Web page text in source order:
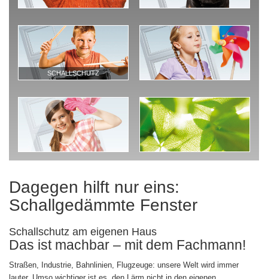
SCHALLSCHUTZ
Dagegen hilft nur eins:
Schallgedämmte Fenster
Schallschutz am eigenen Haus
Das ist machbar – mit dem Fachmann!
Straßen, Industrie, Bahnlinien, Flugzeuge: unsere Welt wird immer